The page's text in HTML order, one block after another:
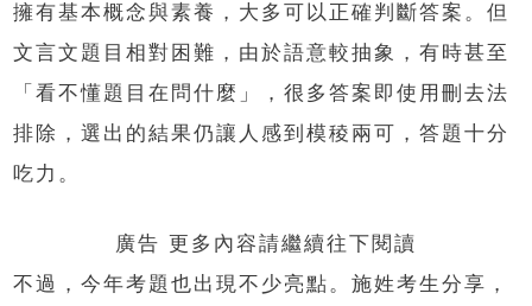
擁有基本概念與素養，大多可以正確判斷答案。但
文言文題目相對困難，由於語意較抽象，有時甚至
「看不懂題目在問什麼」，很多答案即使用刪去法
排除，選出的結果仍讓人感到模稜兩可，答題十分
吃力。
廣告 更多內容請繼續往下閱讀
不過，今年考題也出現不少亮點。施姓考生分享，